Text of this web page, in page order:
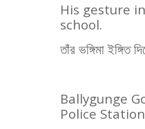
His gesture
school.
তাঁর ভঙ্গিমা
Ballygunge
Police